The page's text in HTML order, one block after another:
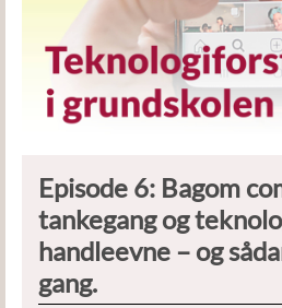
Episode 6: Bagom
tankegang og
handleevne – og
gang.